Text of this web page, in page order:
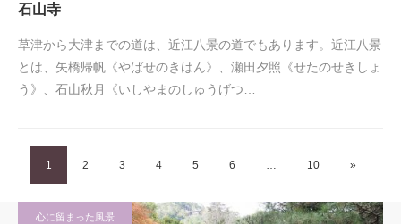
石山寺
草津から大津までの道は、近江八景の道でもあります。近江八景
とは、矢橋帰帆《やばせのきはん》、瀬田夕照《せたのせきしょ
う》、石山秋月《いしやまのしゅうげつ…
1 2 3 4 5 6 10 »
心に留まった風景